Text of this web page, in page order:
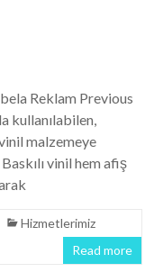
Reklam Previous
kullanılabilen,
malzemeye
vinil hem afiş
Hizmetlerimiz
Read more